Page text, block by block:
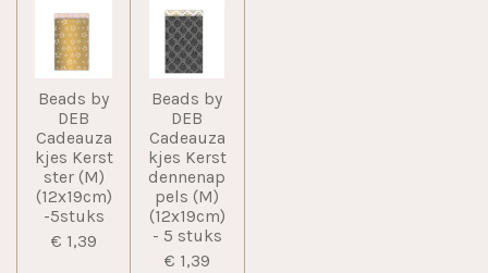
Beads by
DEB
Cadeauza
kjes Kerst
ster (M)
(12x19cm)
-5stuks
€ 1,39
Beads by
DEB
Cadeauza
kjes Kerst
dennenap
pels (M)
(12x19cm)
- 5 stuks
€ 1,39